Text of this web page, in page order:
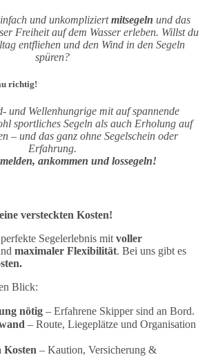
und unkompliziertmitsegeln und das
Freiheit auf dem Wasser erleben. Willst du
entfliehen und den Wind in den Segeln
spüren?
richtig!
und Wellenhungrige mit auf spannende
sportliches Segeln als auch Erholung auf
– und das ganz ohne Segelschein oder
Erfahrung.
ankommen und lossegeln!
versteckten Kosten!
Segelerlebnis mitvoller
maximaler Flexibilität. Bei uns gibt es
Blick:
nötig – Erfahrene Skipper sind an Bord.
– Route, Liegeplätze und Organisation
Kosten – Kaution, Versicherung &